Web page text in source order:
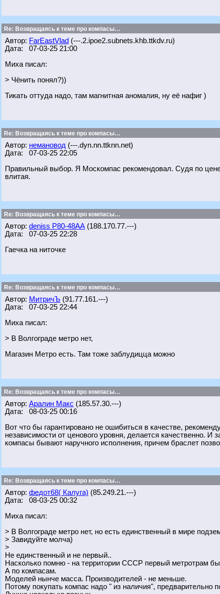
Re: Возвращаясь к теме про компасы…
Автор: FarEastVlad (---.2.ipoe2.subnets.khb.ttkdv.ru)
Дата: 07-03-25 21:00
Миха писал:
> Чёнить понял?))
Тикать оттуда надо, там магнитная аномалия, ну её нафиг )
Re: Возвращаясь к теме про компасы…
Автор: немановод (---.dyn.nn.ttknn.net)
Дата: 07-03-25 22:05
Правильный выбор. Я Москомпас рекомендовал. Судя по
влитая.
Re: Возвращаясь к теме про компасы…
Автор: deniss Р80-48АА (188.170.77.---)
Дата: 07-03-25 22:28
Гаечка на ниточке
Re: Возвращаясь к теме про компасы…
Автор: МитричЪ (91.77.161.---)
Дата: 07-03-25 22:44
Миха писал:
> В Волгограде метро нет,
Магазин Метро есть. Там тоже заблудицца можно
Re: Возвращаясь к теме про компасы…
Автор: Аралин Макс (185.57.30.---)
Дата: 08-03-25 00:16
Вот что бы гарантировано не ошибиться в качестве,
независимости от ценового уровня, делается качественно.
компасы бывают наручного исполнения, причем браслет
Re: Возвращаясь к теме про компасы…
Автор: федот68( Калуга) (85.249.21.---)
Дата: 08-03-25 00:32
Миха писал:
> В Волгограде метро нет, но есть единственный в мире
> Завидуйте молча)
>
Не единственный и не первый..
Насколько помню - на территории СССР первый метротрам
А по компасам.
Моделей нынче масса. Производителей - не меньше.
Потому покупать компас надо " из наличия", предварительно